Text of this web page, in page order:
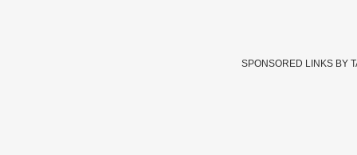
SPONSORED LINKS BY